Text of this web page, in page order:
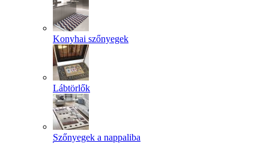
Konyhai szőnyegek
Lábtörlők
Szőnyegek a nappaliba